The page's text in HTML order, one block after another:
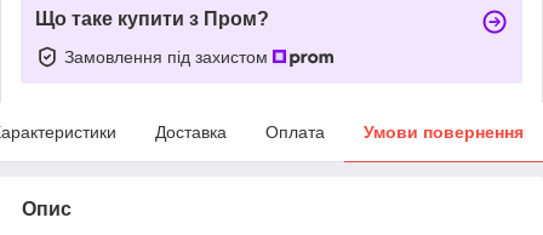
Що таке купити з Пром?
Замовлення під захистом
Доставка Оплата Умови повернення
Опис